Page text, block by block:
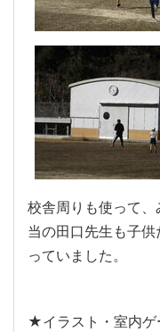
校舎周りも使って
当の田口先生も子
っていました。
★イラスト・室内ゲ